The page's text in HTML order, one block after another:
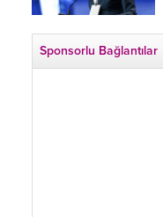
Sponsorlu Bağlantılar